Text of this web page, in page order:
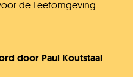
de Leefomgeving
door Paul Koutstaal